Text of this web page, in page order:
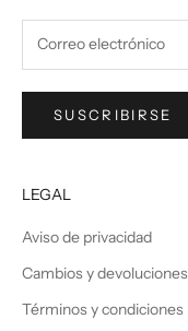
SUSCRIBIRSE
LEGAL
Aviso de privacidad
Cambios y devoluciones
Términos y condiciones